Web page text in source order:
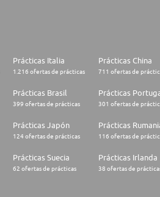
Prácticas Italia
1.216 ofertas de prácticas
Prácticas China
711 ofertas de
Prácticas Brasil
399 ofertas de prácticas
Prácticas
301 ofertas de
Prácticas Japón
124 ofertas de prácticas
Prácticas
116 ofertas de
Prácticas Suecia
62 ofertas de prácticas
Prácticas Irlanda
38 ofertas de